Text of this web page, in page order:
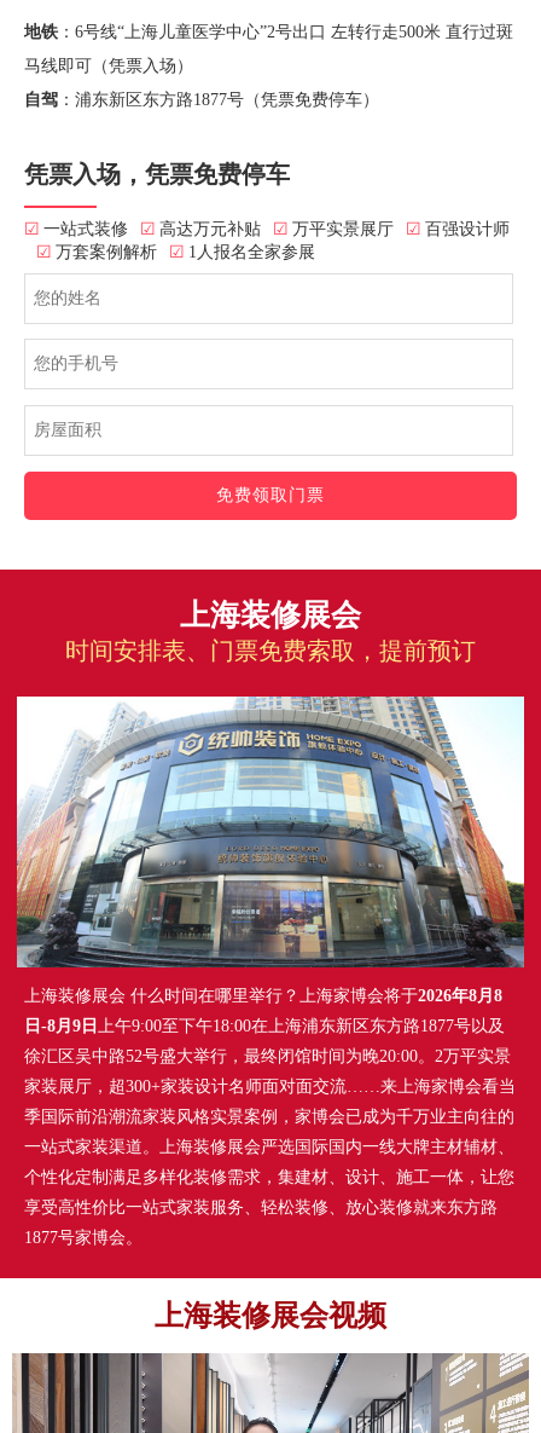
地铁 ：6号线“上海儿童医学中心”2号出口 左转行走500米 直行过斑
马线即可（凭票入场）
自驾 ：浦东新区东方路1877号（凭票免费停车）
凭票入场，凭票免费停车
☑ 一站式装修 ☑ 高达万元补贴 ☑ 万平实景展厅 ☑ 百强设计师
☑ 万套案例解析 ☑ 1人报名全家参展
免费领取门票
上海装修展会
时间安排表、门票免费索取，提前预订
上海装修展会 什么时间在哪里举行？上海家博会将于2026年8月8
日-8月9日
上午9:00至下午18:00在上海浦东新区东方路1877号以及
徐汇区吴中路52号盛大举行，最终闭馆时间为晚20:00。2万平实景
家装展厅，超300+家装设计名师面对面交流……来上海家博会看当
季国际前沿潮流家装风格实景案例，家博会已成为千万业主向往的
一站式家装渠道。上海装修展会严选国际国内一线大牌主材辅材、
个性化定制满足多样化装修需求，集建材、设计、施工一体，让您
享受高性价比一站式家装服务、轻松装修、放心装修就来东方路
1877号家博会。
上海装修展会视频